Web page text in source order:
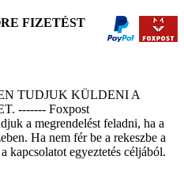
FIZETÉST
TUDJUK KÜLDENI A
------- Foxpost
a megrendelést feladni, ha a
Ha nem fér be a rekeszbe a
kapcsolatot egyeztetés céljából.